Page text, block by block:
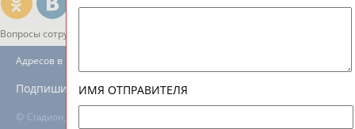
Вопросы сотрудничества и совместной деятельности
© Стадион, 1998-2026
Адресов в новостной рассылке: 996
Подпишись ИМЯ ОТПРАВИТЕЛЯ